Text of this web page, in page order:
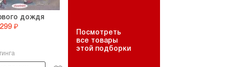
дождя
299 ₽
Посмотреть
все товары
этой подборки